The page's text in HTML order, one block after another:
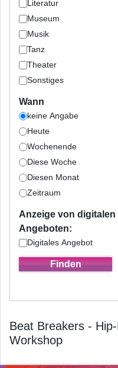
Literatur
Museum
Musik
Tanz
Theater
Sonstiges
Wann
keine Angabe
Heute
Wochenende
Diese Woche
Diesen Monat
Zeitraum
Anzeige von digitalen
Angeboten:
Digitales Angebot
Beat Breakers -
Workshop